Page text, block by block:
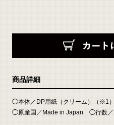
返
品
て
の
詳
商品詳細
◯本体／DP用紙（クリーム）（
◯原産国／Made in Japan ◯行数／